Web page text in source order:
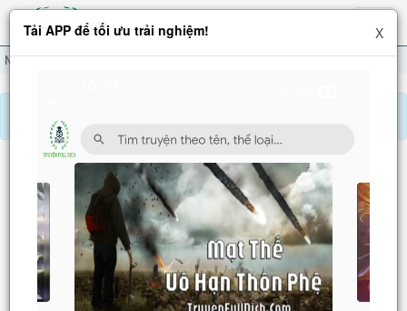
Hiện
menu
Ngạo Thế Đan Thần Chương 321
NGẠO THẾ ĐAN THẦN
Chương 321: Chưởng môn Đan Hương
Tải APP để tối ưu trải nghiệm! X